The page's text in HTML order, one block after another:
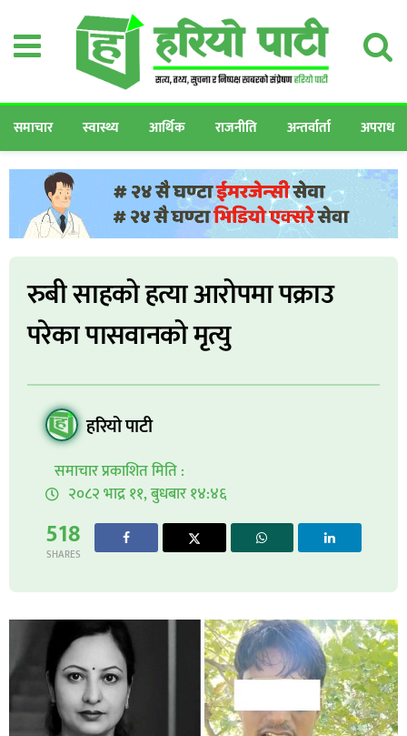
समाचार स्वास्थ्य आर्थिक राजनीति अन्तर्वार्ता अपराध
रुबी साहको हत्या आरोपमा पक्राउ
परेका पासवानको मृत्यु
हरियो पाटी
समाचार प्रकाशित मिति :
२०८२ भाद्र ११, बुधबार १४:४६
518
SHARES